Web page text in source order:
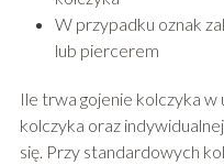
W przypadku oznak
lub piercerem
Ile trwa gojenie kolczyka w
kolczyka oraz
się. Przy standardowych